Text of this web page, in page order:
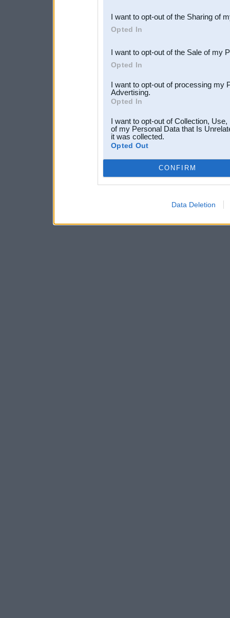
Downstream Participants
third parties.
I want to opt-out of the Sharing of
Opted In
I want to opt-out of the Sale of my
Opted In
I want to opt-out of processing my
Advertising.
Opted In
I want to opt-out of Collection,
of my Personal Data that Is
it was collected.
Opted Out
CONFIRM
Data Deletion